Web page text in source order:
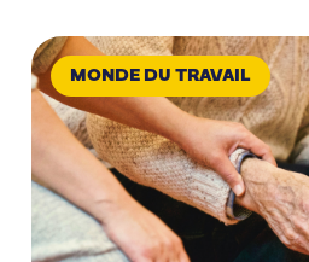
MONDE DU TRAVAIL